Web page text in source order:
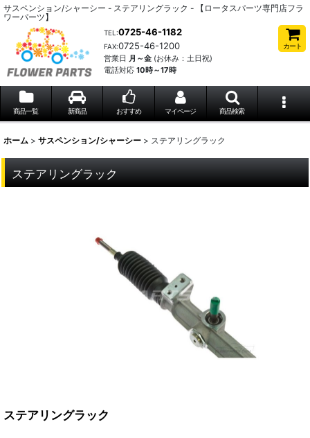
サスペンション/シャーシー - ステアリングラック - 【ロータスパーツ専門店フラ
ワーパーツ】
TEL:0725-46-1182
FAX:0725-46-1200
営業日 月～金 (お休み：土日祝)
電話対応 10時～17時
カート
商品一覧 新商品 おすすめ マイページ 商品検索
ホーム > サスペンション/シャーシー > ステアリングラック
ステアリングラック
ステアリングラック